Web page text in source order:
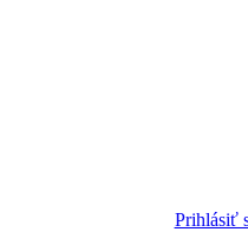
Prihlásiť
הגדול